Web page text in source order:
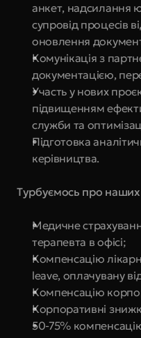
анкет, надсилання
супровід процесів
оновлення
Комунікація з
документацією,
Участь у нових
підвищенням
служби та
Підготовка
керівництва.
Турбуємось про наших
Медичне
терапевта в офісі;
Компенсацію
leave, оплачувану
Компенсацію
Корпоративні
50-75%